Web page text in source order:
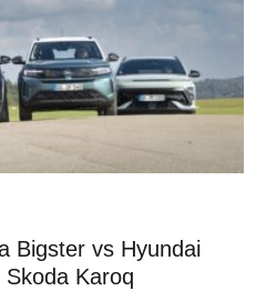
Bigster vs Hyundai
Karoq